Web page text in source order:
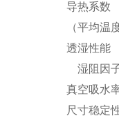
导热系数
（平均
透湿性能
湿阻因
真空吸
尺寸稳定